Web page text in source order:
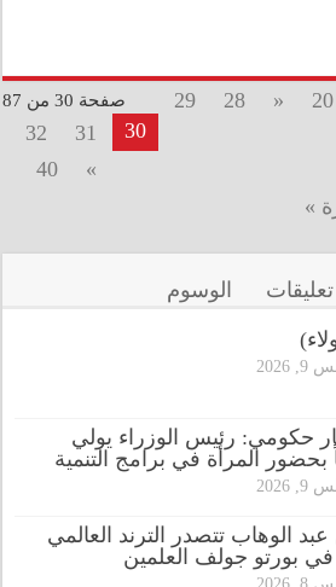
صفحة 30 من 87 20
«
28
29
30
31
32
»
40
»
تعليقات الوسوم
2026
حكومي: رئيس الوزراء يولي
بحضور المرأة في برامج التنمية
2026
الوهاب تتصدر الترند العالمي
في بورتو جولف العلمين